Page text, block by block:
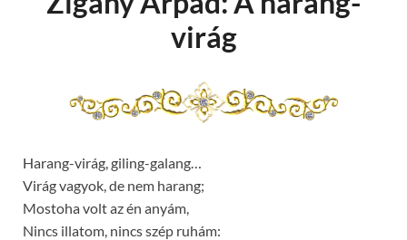
virág
Harang-virág, giling-galang…
Virág vagyok, de nem harang;
Mostoha volt az én anyám,
Nincs illatom, nincs szép ruhám: